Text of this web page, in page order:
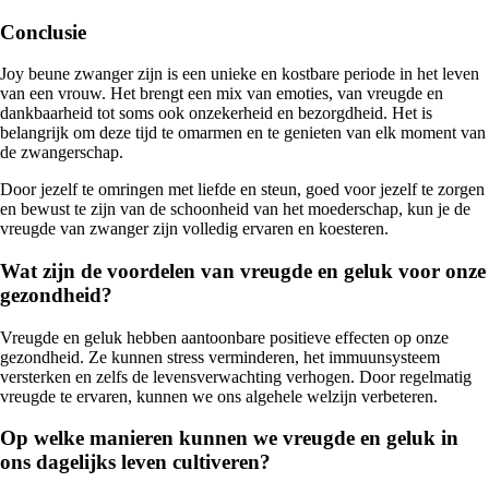
Conclusie
Joy beune zwanger zijn is een unieke en kostbare periode in het leven
van een vrouw. Het brengt een mix van emoties, van vreugde en
dankbaarheid tot soms ook onzekerheid en bezorgdheid. Het is
belangrijk om deze tijd te omarmen en te genieten van elk moment van
de zwangerschap.
Door jezelf te omringen met liefde en steun, goed voor jezelf te zorgen
en bewust te zijn van de schoonheid van het moederschap, kun je de
vreugde van zwanger zijn volledig ervaren en koesteren.
Wat zijn de voordelen van vreugde en geluk voor onze
gezondheid?
Vreugde en geluk hebben aantoonbare positieve effecten op onze
gezondheid. Ze kunnen stress verminderen, het immuunsysteem
versterken en zelfs de levensverwachting verhogen. Door regelmatig
vreugde te ervaren, kunnen we ons algehele welzijn verbeteren.
Op welke manieren kunnen we vreugde en geluk in
ons dagelijks leven cultiveren?